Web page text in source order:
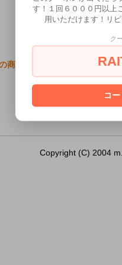
商品（レグノ Wエナジーリン
あなたは
[ はい
Copyright (C) 2004
す！１回６０００円以上
用いただけます！リ
ク
コ